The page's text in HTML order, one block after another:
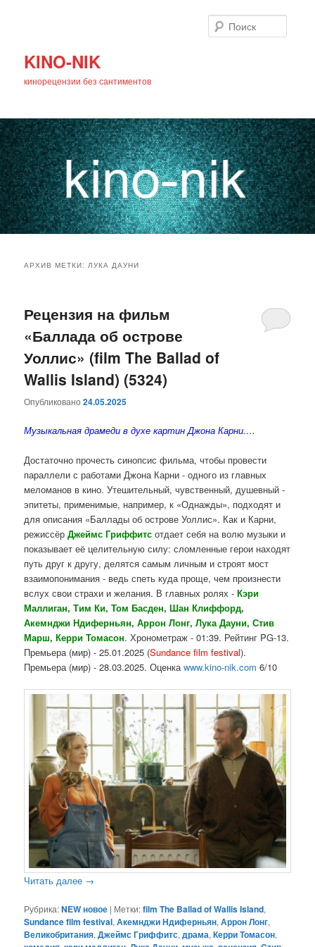
KINO-NIK
кинорецензии без сантиментов
основному
содержимому
дополнительному
содержимому
АРХИВ МЕТКИ:ЛУКА ДАУНИ
Рецензия на фильм
«Баллада об острове
Уоллис» (film The Ballad of
Wallis Island) (5324)
Опубликовано24.05.2025
Музыкальная драмеди в духе картин Джона Карни.…
Достаточно прочесть синопсис фильма, чтобы провести
параллели с работами Джона Карни - одного из главных
меломанов в кино. Утешительный, чувственный, душевный -
эпитеты, применимые, например, к «Однажды», подходят и
для описания «Баллады об острове Уоллис». Как и Карни,
режиссёрДжеймс Гриффитс отдает себя на волю музыки и
показывает её целительную силу: сломленные герои находят
путь друг к другу, делятся самым личным и строят мост
взаимопонимания - ведь спеть куда проще, чем произнести
вслух свои страхи и желания. В главных ролях -Кэри
Маллиган, Тим Ки, Том Басден, Шан Клиффорд,
Акемнджи Ндиферньян, Аррон Лонг, Лука Дауни, Стив
Марш, Керри Томасон. Хронометраж - 01:39. Рейтинг PG-13.
Премьера (мир) - 25.01.2025 (Sundance film festival).
Премьера (мир) - 28.03.2025. Оценкаwww.kino-nik.com 6/10
Читать далее →
Рубрика:NEW новое | Метки:film The Ballad of Wallis Island,
Sundance film festival,Акемнджи Ндиферньян,Аррон Лонг,
Великобритания,Джеймс Гриффитс,драма,Керри Томасон,